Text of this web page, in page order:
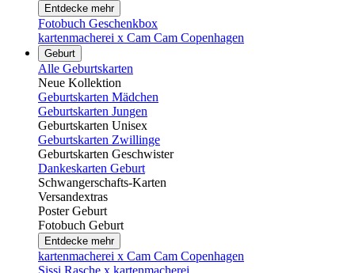
Entdecke mehr
Fotobuch Geschenkbox
kartenmacherei x Cam Cam Copenhagen
Geburt
Alle Geburtskarten
Neue Kollektion
Geburtskarten Mädchen
Geburtskarten Jungen
Geburtskarten Unisex
Geburtskarten Zwillinge
Geburtskarten Geschwister
Dankeskarten Geburt
Schwangerschafts-Karten
Versandextras
Poster Geburt
Fotobuch Geburt
Entdecke mehr
kartenmacherei x Cam Cam Copenhagen
Sissi Rasche x kartenmacherei